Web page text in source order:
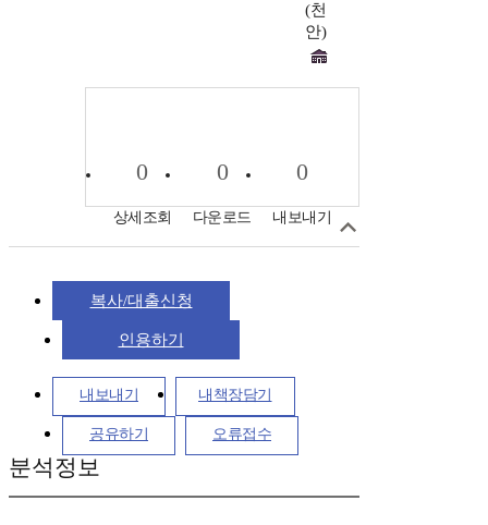
(천
안)
0
상세조회
0
다운로드
0
내보내기
복사/대출신청
인용하기
내보내기 내책장담기
공유하기 오류접수
분석정보